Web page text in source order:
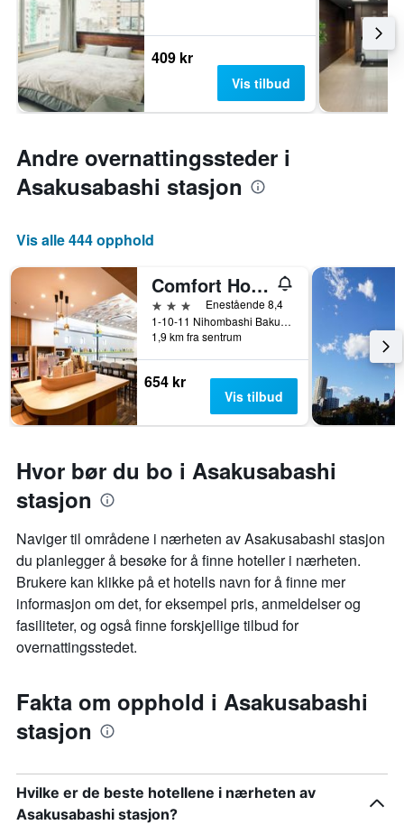
409 kr
Vis tilbud
Andre overnattingssteder i
Asakusabashi stasjon
Vis alle 444 opphold
Comfort Hotel Tokyo Higashi Nihombashi
3 stjernerEnestående 8,4
1-10-11 Nihombashi Bakurocho, Tokyo, Japan
1,9 km fra sentrum
654 kr
Vis tilbud
Hvor bør du bo i Asakusabashi
stasjon
Naviger til områdene i nærheten av Asakusabashi stasjon
du planlegger å besøke for å finne hoteller i nærheten.
Brukere kan klikke på et hotells navn for å finne mer
informasjon om det, for eksempel pris, anmeldelser og
fasiliteter, og også finne forskjellige tilbud for
overnattingsstedet.
Fakta om opphold i Asakusabashi
stasjon
Hvilke er de beste hotellene i nærheten av
Asakusabashi stasjon?